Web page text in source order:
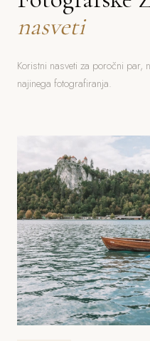
nasveti
Koristni nasveti za poročni par,
najinega fotografiranja.